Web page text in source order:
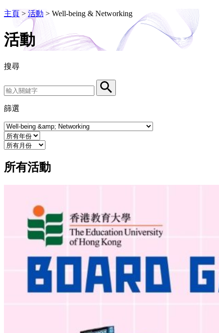
主頁 >活動 > Well-being & Networking
活動
搜尋
Search
篩選
Event Category
Year
Month
所有活動